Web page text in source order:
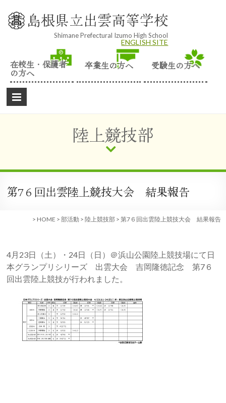
content 島根県立出雲高等学校
Shimane Prefectural Izumo High School
ENGLISH SITE
在校生・保護者
の方へ
卒業生の方へ 受験生の方へ
陸上競技部
第7６回出雲陸上競技大会 結果報告
> HOME > 部活動 > 陸上競技部 > 第7６回出雲陸上競技大会 結果報告
4月23日（土）・24日（日）＠浜山公園陸上競技場にて 日
本グランプリシリーズ 出雲大会 吉岡隆徳記念 第7６
回出雲陸上競技が行われました。